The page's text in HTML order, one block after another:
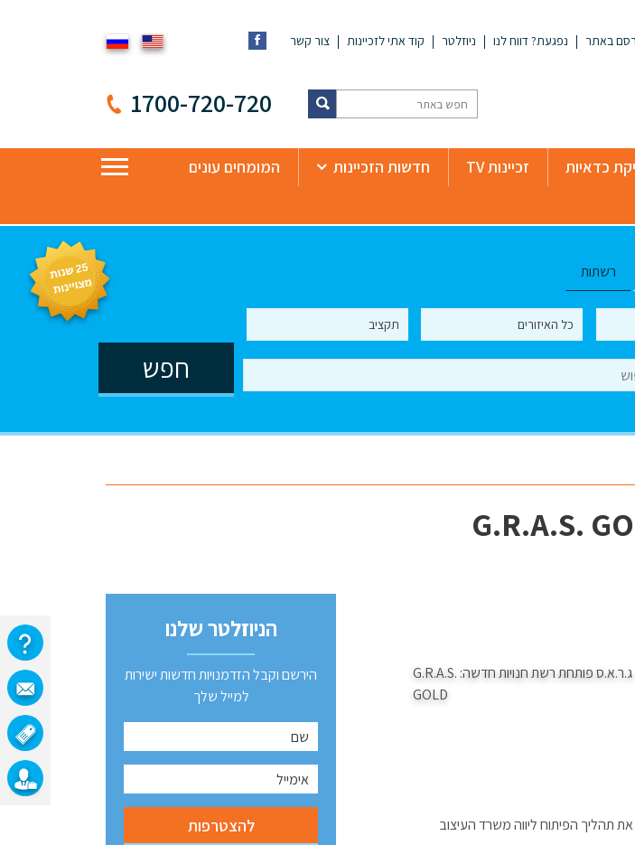
באתר נפגעת? דווח לנו ניוזלטר קוד אתי לזכיינות צור קשר
1700-720-720
כדאיות זכיינות TV חדשות הזכיינות
המומחים עונים
רשתות
תהליך הפיתוח ליווה משרד העיצוב
הניוזלטר שלנו
הירשם וקבל הזדמנויות חדשות ישירות
למייל שלך